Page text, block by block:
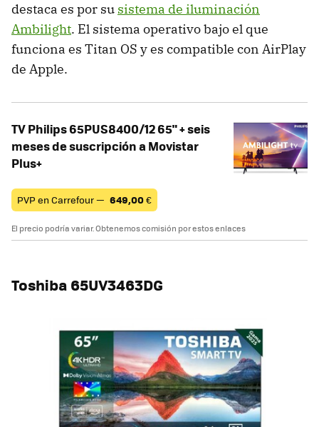
destaca es por su sistema de iluminación
Ambilight. El sistema operativo bajo el que
funciona es Titan OS y es compatible con AirPlay
de Apple.
TV Philips 65PUS8400/12 65" + seis
meses de suscripción a Movistar
Plus+
PVP en Carrefour — 649,00€
El precio podría variar. Obtenemos comisión por estos enlaces
Toshiba 65UV3463DG